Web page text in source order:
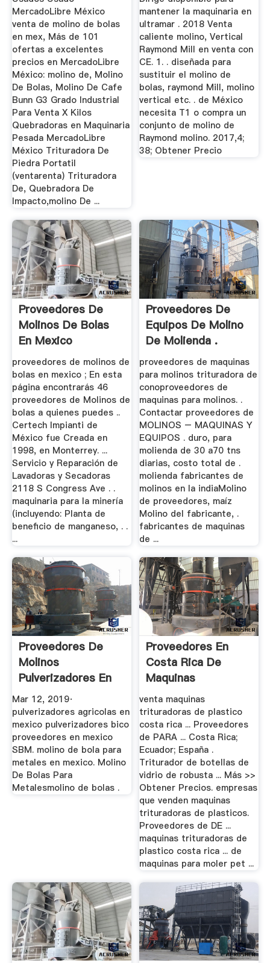
MercadoLibre México
venta de molino de bolas
en mex, Más de 101
ofertas a excelentes
precios en MercadoLibre
México: molino de, Molino
De Bolas, Molino De Cafe
Bunn G3 Grado Industrial
Para Venta X Kilos
Quebradoras en Maquinaria
Pesada MercadoLibre
México Trituradora De
Piedra Portatil
(ventarenta) Trituradora
De, Quebradora De
Impacto,molino De ...
mantener la maquinaria en
ultramar . 2018 Venta
caliente molino, Vertical
Raymond Mill en venta con
CE. 1. . diseñada para
sustituir el molino de
bolas, raymond Mill, molino
vertical etc. . de México
necesita T1 o compra un
conjunto de molino de
Raymond molino. 2017,4;
38; Obtener Precio
Proveedores De
Molinos De Bolas
En Mexico
proveedores de molinos de
bolas en mexico ; En esta
página encontrarás 46
proveedores de Molinos de
bolas a quienes puedes ..
Certech Impianti de
México fue Creada en
1998, en Monterrey. ...
Servicio y Reparación de
Lavadoras y Secadoras
2118 S Congress Ave . .
maquinaria para la minería
(incluyendo: Planta de
beneficio de manganeso, . .
...
Proveedores De
Equipos De Molino
De Molienda .
proveedores de maquinas
para molinos trituradora de
conoproveedores de
maquinas para molinos. .
Contactar proveedores de
MOLINOS – MAQUINAS Y
EQUIPOS . duro, para
molienda de 30 a70 tns
diarias, costo total de .
molienda fabricantes de
molinos en la indiaMolino
de proveedores, maíz
Molino del fabricante, .
fabricantes de maquinas
de ...
Proveedores De
Molinos
Pulverizadores En
Mexico YouTube
Mar 12, 2019·
pulverizadores agricolas en
mexico pulverizadores bico
proveedores en mexico
SBM. molino de bola para
metales en mexico. Molino
De Bolas Para
Metalesmolino de bolas .
Proveedores En
Costa Rica De
Maquinas
Trituradoras De
Vidrio
venta maquinas
trituradoras de plastico
costa rica ... Proveedores
de PARA ... Costa Rica;
Ecuador; España .
Triturador de botellas de
vidrio de robusta ... Más >>
Obtener Precios. empresas
que venden maquinas
trituradoras de plasticos.
Proveedores de DE ...
maquinas trituradoras de
plastico costa rica ... de
maquinas para moler pet ...